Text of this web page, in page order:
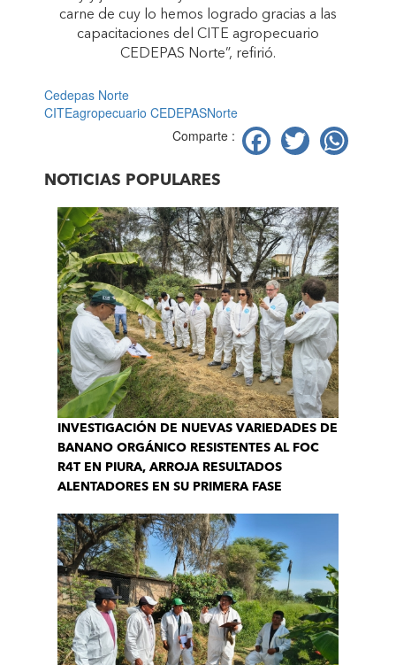
carne de cuy lo hemos logrado gracias a las
capacitaciones del CITE agropecuario
CEDEPAS Norte”, refirió.
Cedepas Norte
CITEagropecuario CEDEPASNorte
Comparte :
Facebook
Twitter
NOTICIAS POPULARES
INVESTIGACIÓN DE NUEVAS VARIEDADES DE
BANANO ORGÁNICO RESISTENTES AL FOC
R4T EN PIURA, ARROJA RESULTADOS
ALENTADORES EN SU PRIMERA FASE